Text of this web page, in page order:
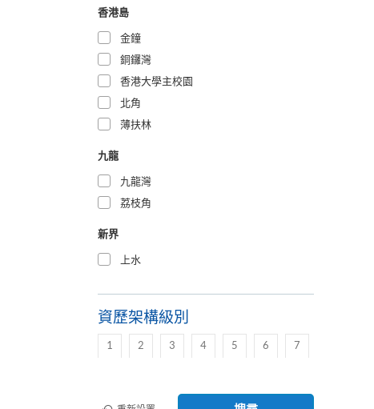
香港島
金鐘
銅鑼灣
香港大學主校園
北角
薄扶林
九龍
九龍灣
荔枝角
新界
上水
資歷架構級別
1 2 3 4 5 6 7